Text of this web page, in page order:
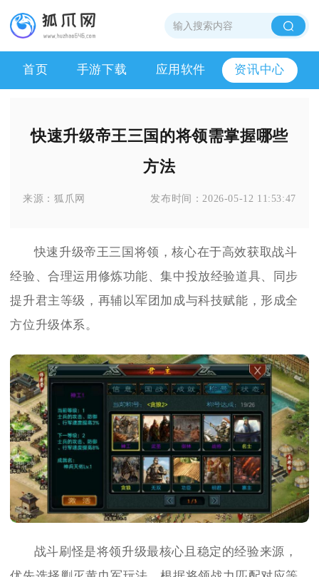
首页 手游下载 应用软件 资讯中心
快速升级帝王三国的将领需掌握哪些
方法
来源：狐爪网 发布时间：2026-05-12 11:53:47
快速升级帝王三国将领，核心在于高效获取战斗
经验、合理运用修炼功能、集中投放经验道具、同步
提升君主等级，再辅以军团加成与科技赋能，形成全
方位升级体系。
战斗刷怪是将领升级最核心且稳定的经验来源，